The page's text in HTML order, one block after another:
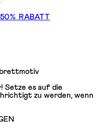
RABATT
Setze es auf die
zu werden, wenn